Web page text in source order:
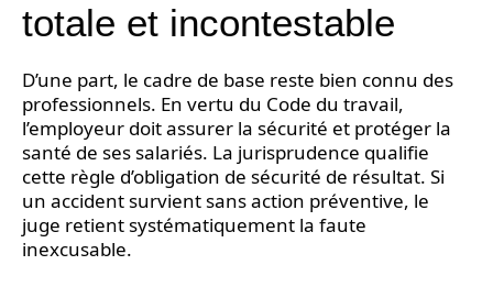
totale et incontestable
D’une part, le cadre de base reste bien connu des
professionnels. En vertu du Code du travail,
l’employeur doit assurer la sécurité et protéger la
santé de ses salariés. La jurisprudence qualifie
cette règle d’obligation de sécurité de résultat. Si
un accident survient sans action préventive, le
juge retient systématiquement la faute
inexcusable.